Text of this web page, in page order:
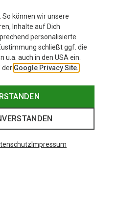
So können wir unsere
Inhalte auf Dich
personalisierte
schließt ggf. die
u.a. auch in den USA ein.
der Google Privacy Site.
Impressum